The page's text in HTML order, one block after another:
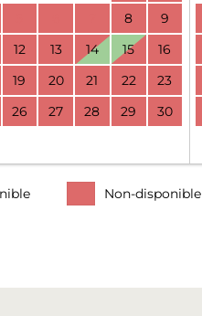
8
9
12 13 14 15
16
19 20 21 22
23
26 27 28 29
30
Non-disponible